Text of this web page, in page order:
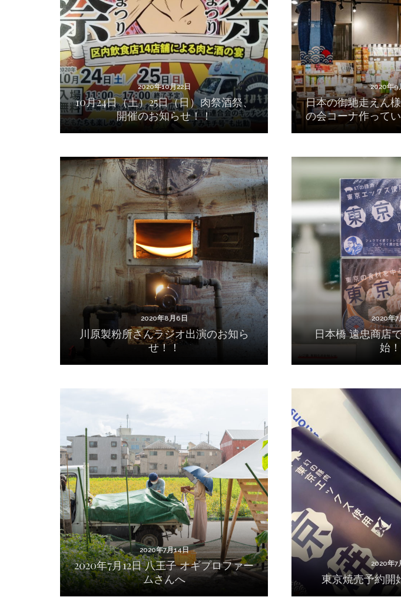
10月24日（土）25日（日）肉祭酒祭、開催の
お知らせ！！
2020年10月22日
10月24日（土）25日（日）肉祭酒祭、
開催のお知らせ！！
日本の御馳走えん様で
ーナ作ってい
2020年9
日本の御馳走えん
の会コーナ作って
2020年8月6日
川原製粉所さんラジオ出演のお知らせ！！
2020年8月6日
川原製粉所さんラジオ出演のお知ら
せ！！
2020年7
日本橋 遠忠商店で
2020年7
日本橋 遠忠商店
始！
2020年7月14日
2020年7月12日 八王子 オギプロファームさん
へ
2020年7月14日
2020年7月12日 八王子 オギプロファー
ムさんへ
2020年7
東京焼売予約開
2020年7
東京焼売予約開